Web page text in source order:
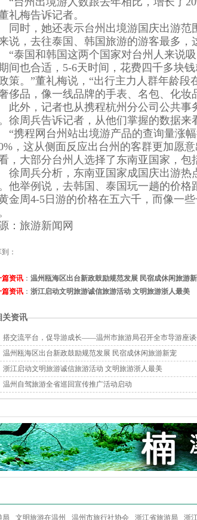
礼梅告诉记者。
时，她还表示台州出境游国庆出游范
说，去往泰国、韩国旅游的游客最多，
国和韩国这两个国家对台州人来说吸
间也合适，5-6天时间，花费四千多块
策。”董礼梅说，“出行主力人群年龄
侈品，像一线品牌的手表、名包、化妆
外，记者也从携程杭州分公司公共事
徐周兵告诉记者，从他们掌握的数据来
程网台州站出境游产品的查询量涨幅
，这从侧面反应出台州的客群更加愿
，大部分台州人选择了东南亚国家，
周兵分析，东南亚国家成国庆出游热
他举例说，去韩国、泰国玩一趟的价
金周4-5日游的价格在五六千，而像一
：旅游新闻网
：
篇资讯 ： 温州瓯海区出台新政鼓励规范发展 民宿成休闲旅游
篇资讯 ： 浙江启动文明旅游诚信旅游活动 文明旅游浙人最美
关资讯
搭交流平台，促导游成长——温州市旅游局召开全市导游座
温州瓯海区出台新政鼓励规范发展 民宿成休闲旅游新宠
浙江启动文明旅游诚信旅游活动 文明旅游浙人最美
温州自驾旅游全省巡回宣传推广活动启动
局 文明旅游在温州 温州市旅行社协会 浙江省旅游局 浙